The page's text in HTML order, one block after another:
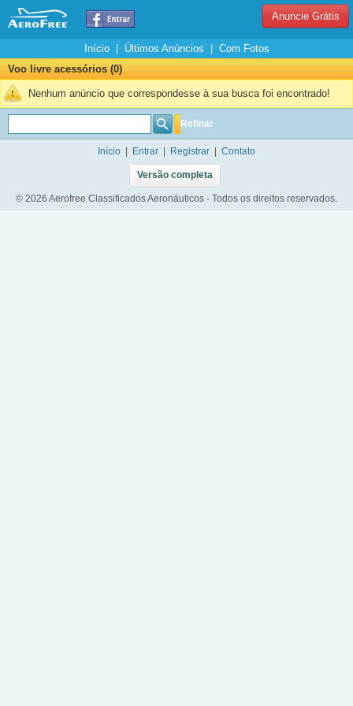
Anuncie Grátis
Início| Últimos Anúncios
Com Fotos
Voo livre acessórios (0)
Nenhum anúncio que correspondesse à sua busca foi encontrado!
Refinar
Início Entrar Registrar Contato
Versão completa
© 2026 Aerofree Classificados Aeronáuticos - Todos os direitos reservados.